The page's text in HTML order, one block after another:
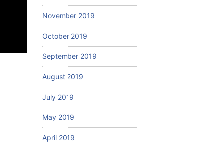
November 2019
October 2019
September 2019
August 2019
July 2019
May 2019
April 2019